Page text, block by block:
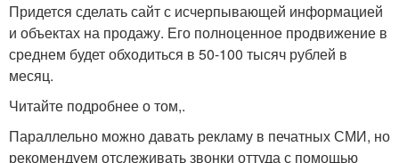
Придется сделать сайт с исчерпывающей информацией
и объектах на продажу. Его полноценное продвижение в
среднем будет обходиться в 50-100 тысяч рублей в
месяц.
Читайте подробнее о том,.
Параллельно можно давать рекламу в печатных СМИ, но
рекомендуем отслеживать звонки оттуда с помощью